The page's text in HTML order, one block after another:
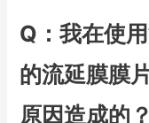
Q：我在使
的流延膜膜
原因造成的？